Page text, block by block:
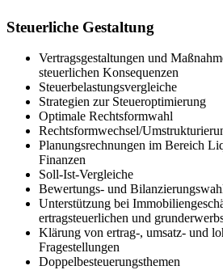
Steuerliche Gestaltung
Vertragsgestaltungen und
steuerlichen Konsequenzen
Steuerbelastungsvergleiche
Strategien zur Steueroptimierung
Optimale Rechtsformwahl
Rechtsformwechsel/
Planungsrechnungen im Bereich
Finanzen
Soll-Ist-Vergleiche
Bewertungs- und
Unterstützung bei
ertragsteuerlichen und
Klärung von ertrag-, umsatz- und
Fragestellungen
Doppelbesteuerungsthemen